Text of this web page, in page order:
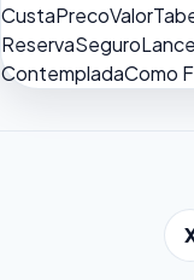
CustaPrecoValor
ReservaSeguroLance
ContempladaComo